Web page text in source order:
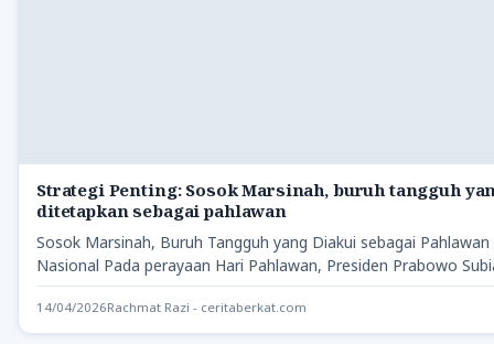
Strategi Penting: Sosok Marsinah, buruh tangguh
ditetapkan sebagai pahlawan
Sosok Marsinah, Buruh Tangguh yang Diakui sebagai Pahlawan
Nasional Pada perayaan Hari Pahlawan, Presiden Prabowo
secara resmi…
14/04/2026Rachmat Razi - ceritaberkat.com